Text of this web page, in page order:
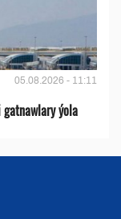
05.08.2026 - 11:11
ýola